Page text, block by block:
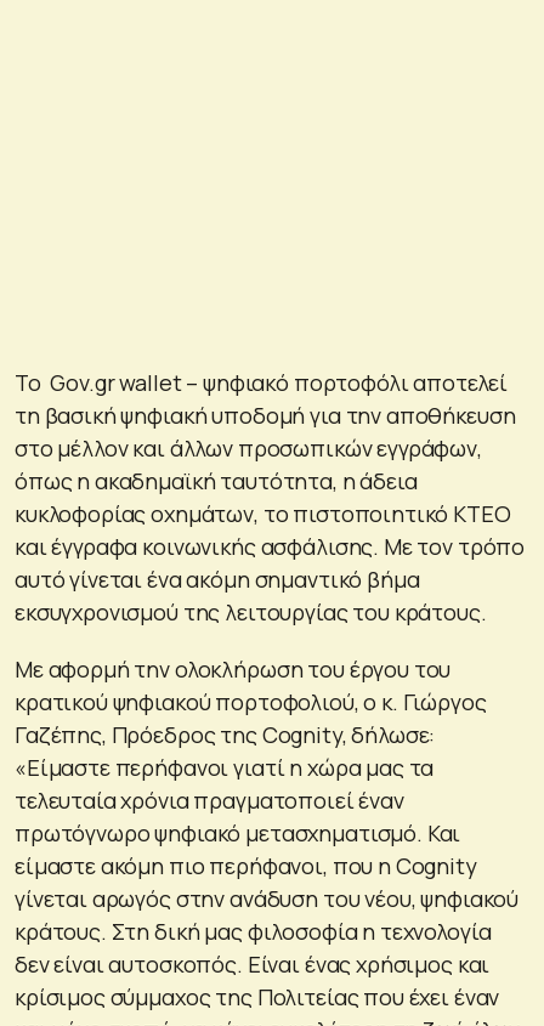
Το Gov.gr wallet – ψηφιακό πορτοφόλι αποτελεί
τη βασική ψηφιακή υποδομή για την αποθήκευση
στο μέλλον και άλλων προσωπικών εγγράφων,
όπως η ακαδημαϊκή ταυτότητα, η άδεια
κυκλοφορίας οχημάτων, το πιστοποιητικό ΚΤΕΟ
και έγγραφα κοινωνικής ασφάλισης. Με τον τρόπο
αυτό γίνεται ένα ακόμη σημαντικό βήμα
εκσυγχρονισμού της λειτουργίας του κράτους.
Με αφορμή την ολοκλήρωση του έργου του
κρατικού ψηφιακού πορτοφολιού, ο κ. Γιώργος
Γαζέπης, Πρόεδρος της Cognity, δήλωσε:
«Είμαστε περήφανοι γιατί η χώρα μας τα
τελευταία χρόνια πραγματοποιεί έναν
πρωτόγνωρο ψηφιακό μετασχηματισμό. Και
είμαστε ακόμη πιο περήφανοι, που η Cognity
γίνεται αρωγός στην ανάδυση του νέου, ψηφιακού
κράτους. Στη δική μας φιλοσοφία η τεχνολογία
δεν είναι αυτοσκοπός. Είναι ένας χρήσιμος και
κρίσιμος σύμμαχος της Πολιτείας που έχει έναν